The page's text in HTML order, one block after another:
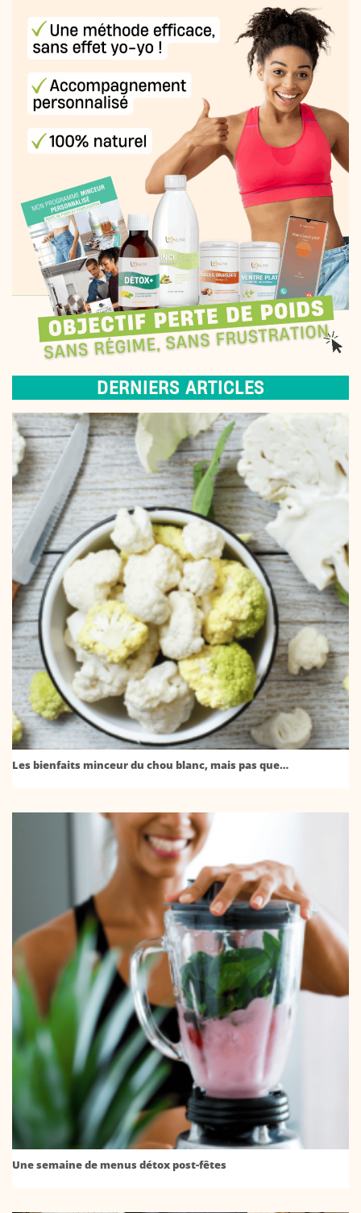
DERNIERS ARTICLES
Les bienfaits minceur du chou blanc, mais pas que…
Une semaine de menus détox post-fêtes